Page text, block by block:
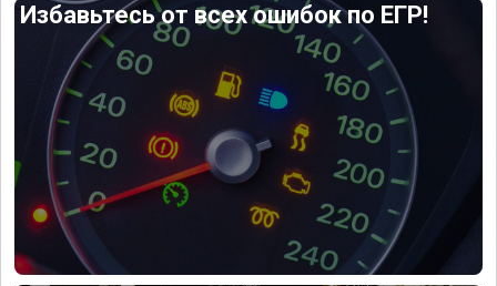
Избавьтесь от всех ошибок по ЕГР!